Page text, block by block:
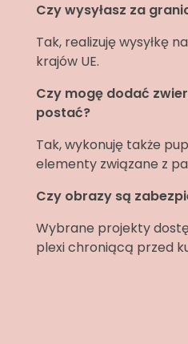
Czy wysyłasz za
Tak, realizuję wysyłkę
krajów UE.
Czy mogę dodać
postać?
Tak, wykonuję także
elementy związane z
Czy obrazy są
Wybrane projekty
plexi chroniącą przed